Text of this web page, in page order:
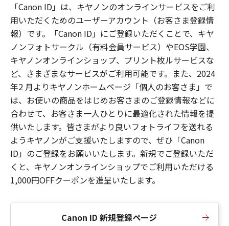
「Canon ID」は、キヤノンのオンラインサービスをご利
用いただくためのユーザーアカウント（お客さま登録情
報）です。「Canon ID」にご登録いただくことで、キヤ
ノンフォトサークル（有料会員サービス）やEOS学園、
キヤノンオンラインショップ、プリント枚ルサービスな
ど、さまざまなサービスがご利用可能です。また、2024
年2 月よりキヤノンホームページ「個人のお客さま」で
は、お使いの商品をはじめお客さまのご登録情報などに
合わせて、お客さま一人ひとりに最適化された情報を提
供いたします。皆さまがより良いフォトライフを送れる
ようキヤノンがご支援いたしますので、ぜひ「Canon
ID」のご登録をお願いいたします。新規でご登録いただ
くと、キヤノンオンラインショップでご利用いただける
1,000円OFFクーポンを進呈いたします。
Canon ID 新規登録ページ